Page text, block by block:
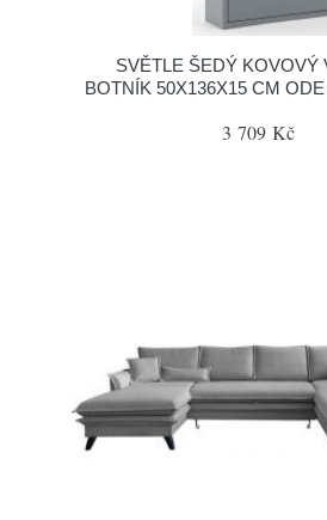
SVĚTLE ŠEDÝ KOVOVÝ
BOTNÍK 50X136X15 CM
3 709 Kč